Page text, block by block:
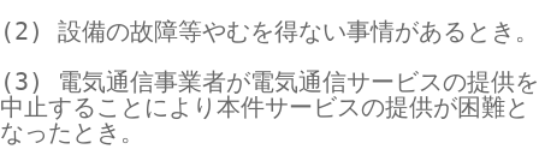
(2) 設備の故障等やむを得ない事情があるとき。
(3) 電気通信事業者が電気通信サービスの提供を
中止することにより本件サービスの提供が困難と
なったとき。